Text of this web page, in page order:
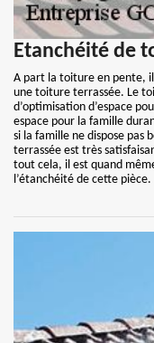
Etanchéité de
A part la toiture en pente,
une toiture terrassée. Le
d’optimisation d’espace
espace pour la famille
si la famille ne dispose pas
terrassée est très
tout cela, il est quand
l’étanchéité de cette pièce.